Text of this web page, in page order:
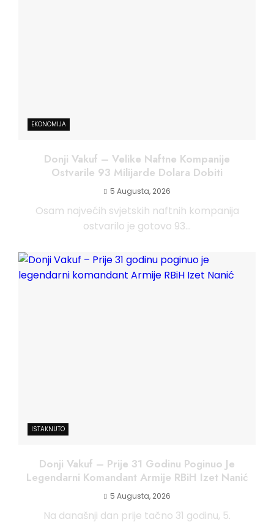
EKONOMIJA
Donji Vakuf – Velike Naftne Kompanije
Ostvarile 93 Milijarde Dolara Dobiti
5 Augusta, 2026
Osam najvećih svjetskih naftnih kompanija
ostvarilo je gotovo 93...
ISTAKNUTO
Donji Vakuf – Prije 31 Godinu Poginuo Je
Legendarni Komandant Armije RBiH Izet Nanić
5 Augusta, 2026
Na današnji dan prije tačno 31 godinu, 5.